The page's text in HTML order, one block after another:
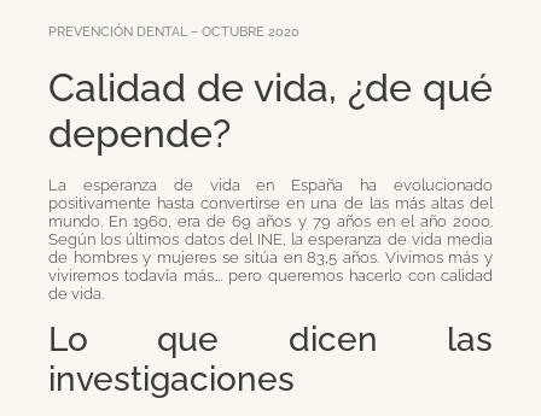
PREVENCIÓN DENTAL – OCTUBRE 2020
Calidad de vida, ¿de qué
depende?
La esperanza de vida en España ha evolucionado
positivamente hasta convertirse en una de las más altas del
mundo. En 1960, era de 69 años y 79 años en el año 2000.
Según los últimos datos del INE, la esperanza de vida media
de hombres y mujeres se sitúa en 83,5 años. Vivimos más y
viviremos todavía más…. pero queremos hacerlo con calidad
de vida.
Lo que dicen las
investigaciones